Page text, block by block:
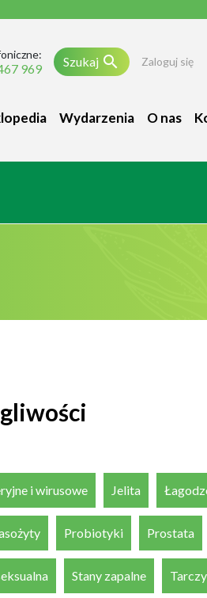
969 Szukaj  Zaloguj się
Wydarzenia O nas
i wirusowe Jelita
Probiotyki Prostata
Stany zapalne